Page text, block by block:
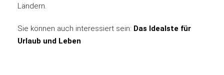
Ländern.
Sie können auch interessiert sein: Das Idealste für
Urlaub und Leben